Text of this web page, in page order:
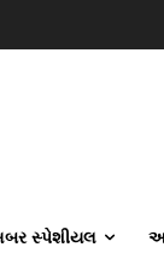
સ્પેશીયલ